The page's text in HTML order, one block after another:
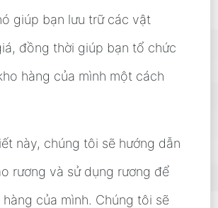
giúp bạn lưu trữ các vật
đồng thời giúp bạn tổ chức
hàng của mình một cách
này, chúng tôi sẽ hướng dẫn
rương và sử dụng rương để
của mình. Chúng tôi sẽ